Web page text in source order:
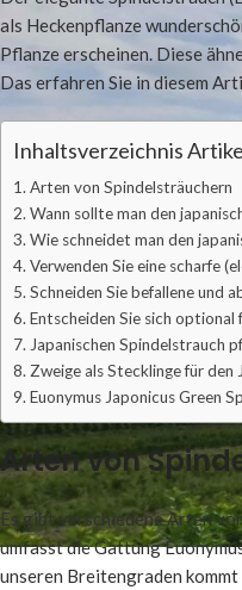
als Heckenpflanze
Pflanze erscheinen. Diese
Das erfahren Sie in diesem
Inhaltsverzeichnis
Arten von Spindelsträuchern
Wann sollte man den
Wie schneidet man den
Verwenden Sie eine scharfe
Schneiden Sie befallene und
Entscheiden Sie sich optional
Japanischen Spindelstrauch
Zweige als Stecklinge für den
Euonymus Japonicus Green
Arten von
Es gibt verschiedene Arten
umfasst die Gattung
unseren Breitengraden